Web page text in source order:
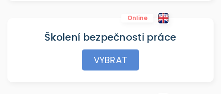
Online
Školení bezpečnosti práce
VYBRAT